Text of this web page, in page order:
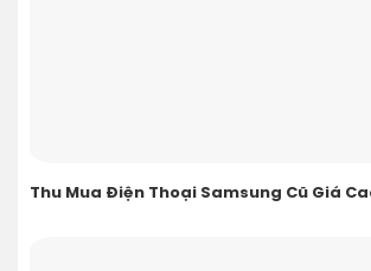
Thu Mua Điện Thoại Samsung Cũ Giá